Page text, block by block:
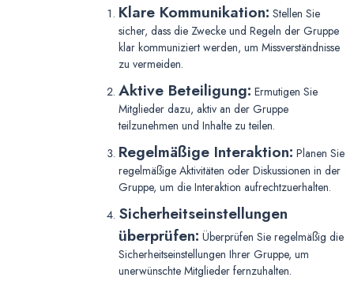
Klare Kommunikation: Stellen Sie
sicher, dass die Zwecke und Regeln der Gruppe
klar kommuniziert werden, um Missverständnisse
zu vermeiden.
Aktive Beteiligung: Ermutigen Sie
Mitglieder dazu, aktiv an der Gruppe
teilzunehmen und Inhalte zu teilen.
Regelmäßige Interaktion: Planen Sie
regelmäßige Aktivitäten oder Diskussionen in der
Gruppe, um die Interaktion aufrechtzuerhalten.
Sicherheitseinstellungen
überprüfen: Überprüfen Sie regelmäßig die
Sicherheitseinstellungen Ihrer Gruppe, um
unerwünschte Mitglieder fernzuhalten.